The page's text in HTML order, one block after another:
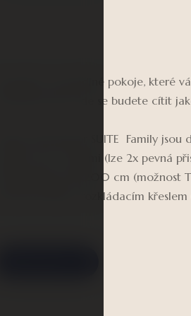
Elegantní a pohodlné pokoje, které
náročném dni. Zde se budete cítit
Pokoje typu Junior SUITE Family
rodiny až se 4 dětmi (lze 2x pevná
dvěma lůžky 90x200 cm (možnost
(možnost lůžka), rozkládacím